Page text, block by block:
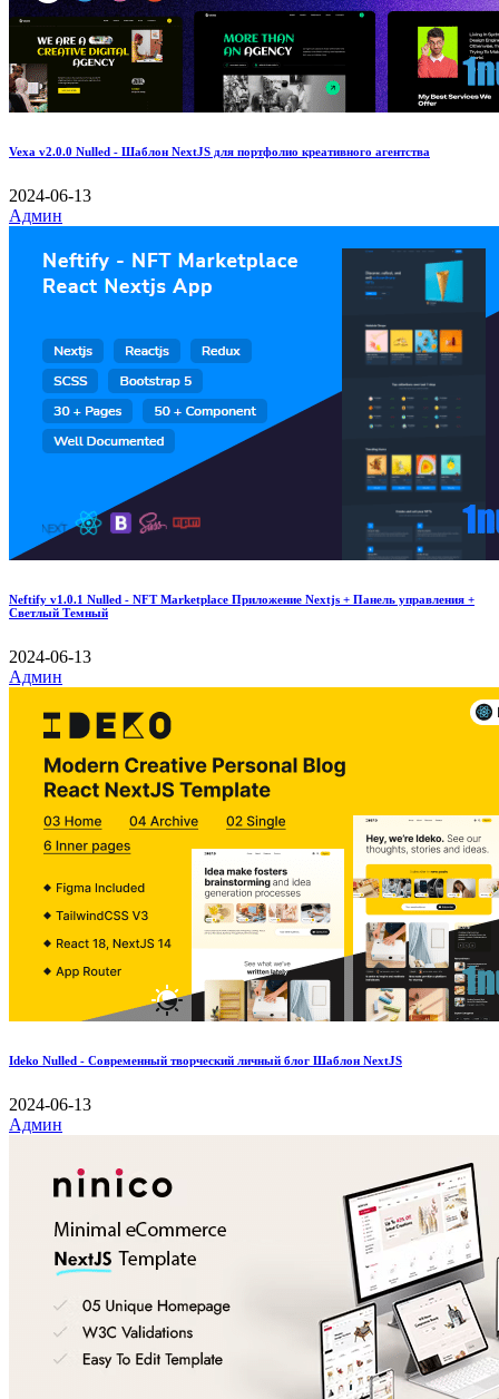
Vexa v2.0.0 Nulled - Шаблон NextJS для портфолио креативного агентства
2024-06-13
Админ
Neftify v1.0.1 Nulled - NFT Marketplace Приложение Nextjs + Панель управления +
Светлый Темный
2024-06-13
Админ
Ideko Nulled - Современный творческий личный блог Шаблон NextJS
2024-06-13
Админ